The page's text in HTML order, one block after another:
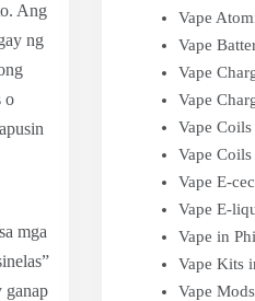
Ang
ng
o
mga
ganap
Vape
Vape
Vape
Vape
Vape
Vape
Vape E-
Vape E-
Vape in
Vape Kits
Vape